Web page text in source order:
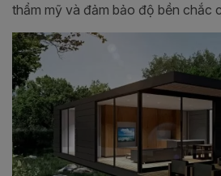
thẩm mỹ và đảm bảo độ bền chắc